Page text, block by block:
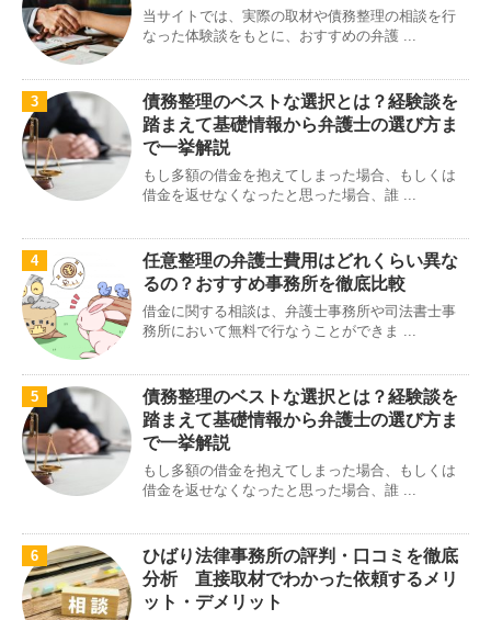
当サイトでは、実際の取材や債務整理の相談を行
なった体験談をもとに、おすすめの弁護 ...
3
債務整理のベストな選択とは？経験談を
踏まえて基礎情報から弁護士の選び方ま
で一挙解説
もし多額の借金を抱えてしまった場合、もしくは
借金を返せなくなったと思った場合、誰 ...
4
任意整理の弁護士費用はどれくらい異な
るの？おすすめ事務所を徹底比較
借金に関する相談は、弁護士事務所や司法書士事
務所において無料で行なうことができま ...
5
債務整理のベストな選択とは？経験談を
踏まえて基礎情報から弁護士の選び方ま
で一挙解説
もし多額の借金を抱えてしまった場合、もしくは
借金を返せなくなったと思った場合、誰 ...
6
ひばり法律事務所の評判・口コミを徹底
分析 直接取材でわかった依頼するメリ
ット・デメリット